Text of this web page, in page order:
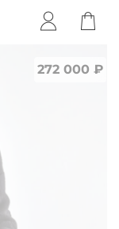
272 000 ₽